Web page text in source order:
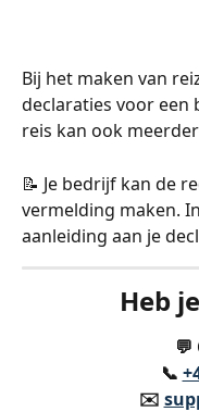
Bij het maken van
declaraties voor een
reis kan ook
📝 Je bedrijf kan de
vermelding maken.
aanleiding aan je
Heb
📞
✉️️